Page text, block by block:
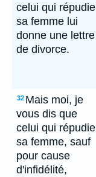
celui qui répudie
sa femme lui
donne une lettre
de divorce.
32 Mais moi, je
vous dis que
celui qui répudie
sa femme, sauf
pour cause
d'infidélité,